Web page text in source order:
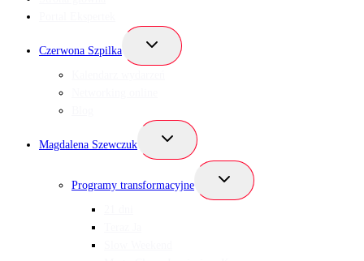
Czerwona Szpilka
Przełącz
podrzędne
Magdalena Szewczuk
Przełącz
podrzędne
Programy transformacyjne
Przełącz
podrzędne